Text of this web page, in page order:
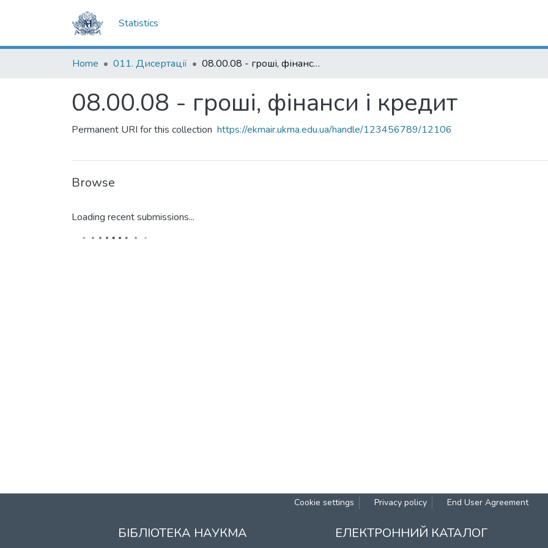
Statistics
Home 011. Дисертації 08.00.08 - гроші, фінанси і кредит
08.00.08 - гроші, фінанси і кредит
Permanent URI for this collection https://ekmair.ukma.edu.ua/handle/123456789/12106
Browse
Loading recent submissions...
Cookie settings Privacy policy End User Agreement
БІБЛІОТЕКА НАУКМА ЕЛЕКТРОННИЙ КАТАЛОГ